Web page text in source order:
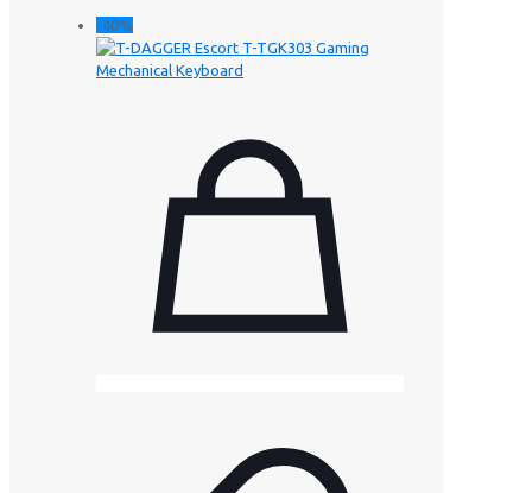
-40%